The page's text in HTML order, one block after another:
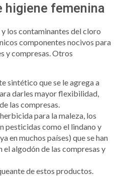
higiene femenina
los contaminantes del cloro
componentes nocivos para
y compresas. Otros
sintético que se le agrega a
darles mayor flexibilidad,
las compresas.
para la maleza, los
pesticidas como el lindano y
en muchos países) que se han
el algodón de las compresas y
de estos productos.